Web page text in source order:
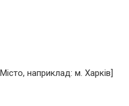
наприклад: м. Харків]